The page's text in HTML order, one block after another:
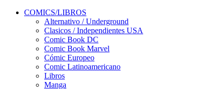
COMICS/LIBROS
Alternativo / Underground
Clasicos / Independientes USA
Comic Book DC
Comic Book Marvel
Cómic Europeo
Comic Latinoamericano
Libros
Manga